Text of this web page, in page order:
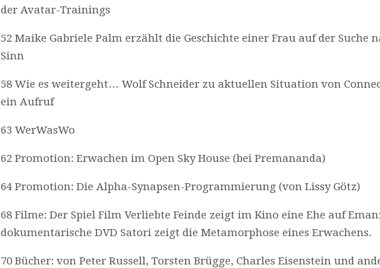
der Avatar-Trainings
52 Maike Gabriele Palm erzählt die Geschichte einer Frau auf der Suche
Sinn
58 Wie es weitergeht… Wolf Schneider zu aktuellen Situation von
ein Aufruf
63 WerWasWo
62 Promotion: Erwachen im Open Sky House (bei Premananda)
64 Promotion: Die Alpha-Synapsen-Programmierung (von Lissy Götz)
68 Filme: Der Spiel Film Verliebte Feinde zeigt im Kino eine Ehe auf
dokumentarische DVD Satori zeigt die Metamorphose eines Erwachens.
70 Bücher: von Peter Russell, Torsten Brügge, Charles Eisenstein und